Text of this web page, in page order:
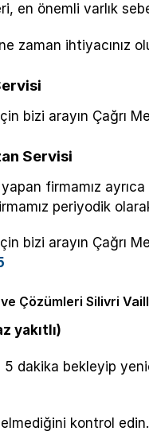
en önemli varlık
zaman ihtiyacınız
bizi arayın Çağrı
Servisi
firmamız
periyodik
bizi arayın Çağrı
ve Çözümleri Silivri
yakıtlı)
dakika bekleyip
kontrol edin.